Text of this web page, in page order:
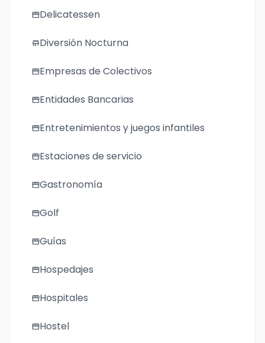
storefrontDelicatessen
storeDiversión Nocturna
storefrontEmpresas de Colectivos
storefrontEntidades Bancarias
storefrontEntretenimientos y juegos infantiles
storefrontEstaciones de servicio
storefrontGastronomía
storefrontGolf
storefrontGuías
storefrontHospedajes
storefrontHospitales
storefrontHostel